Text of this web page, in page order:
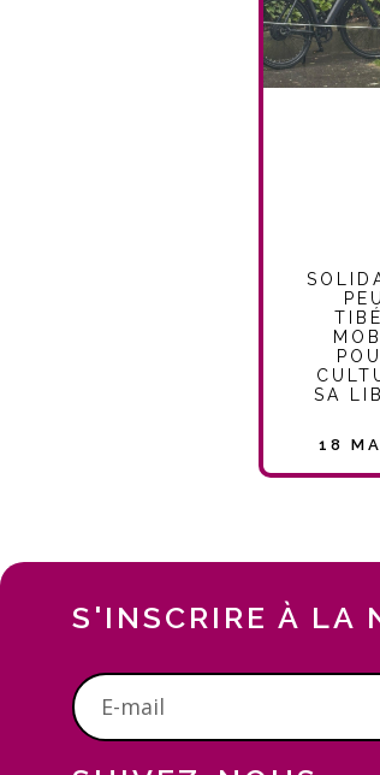
SA
18
S'INSCRIRE À LA